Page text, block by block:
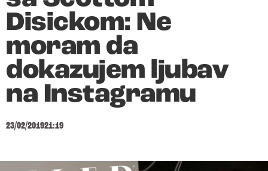
Disickom: Ne
moram da
dokazujem ljubav
na Instagramu
23/02/201921:19